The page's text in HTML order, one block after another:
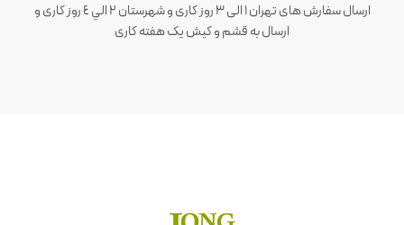
ارسال سفارش های تهران 1 الی 3 روز کاری و شهرستان ٢ الي ٤ روز کاری و
ارسال به قشم و کیش یک هفته کاری